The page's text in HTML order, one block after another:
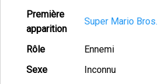
Première
apparition
Super Mario Bros.
Rôle
Ennemi
Sexe
Inconnu